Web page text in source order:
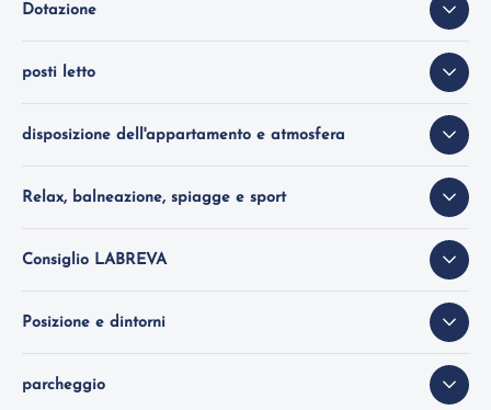
Dotazione
posti letto
disposizione dell'appartamento e atmosfera
Relax, balneazione, spiagge e sport
Consiglio LABREVA
Posizione e dintorni
parcheggio